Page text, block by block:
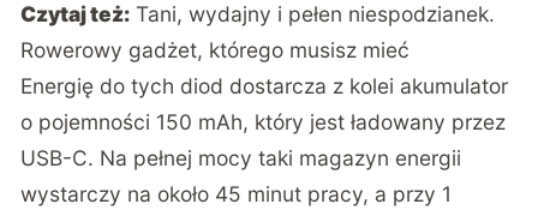
Czytaj też: Tani, wydajny i pełen niespodzianek.
Rowerowy gadżet, którego musisz mieć
Energię do tych diod dostarcza z kolei akumulator
o pojemności 150 mAh, który jest ładowany przez
USB-C. Na pełnej mocy taki magazyn energii
wystarczy na około 45 minut pracy, a przy 1